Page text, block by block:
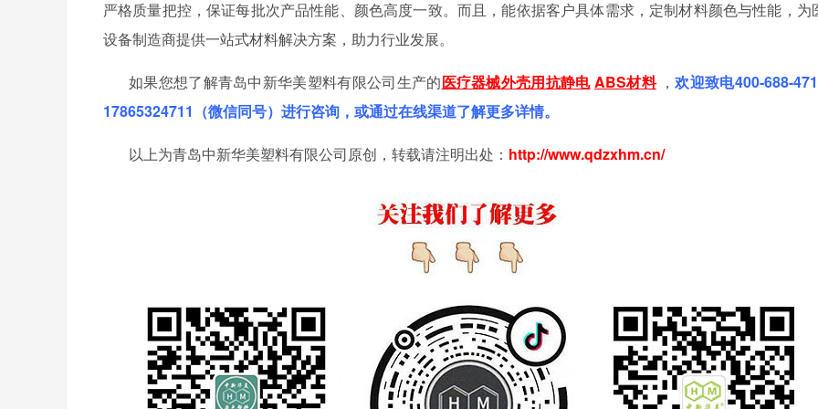
严格质量把控，保证每批次产品性能、颜色高度一致。而且，能依据客户具体需求，定制材料颜色与性能，为
设备制造商提供一站式材料解决方案，助力行业发展。
如果您想了解青岛中新华美塑料有限公司生产的医疗器械外壳用抗静电ABS材料 ，欢迎致电400-688-
17865324711（微信同号）进行咨询，或通过在线渠道了解更多详情。
以上为青岛中新华美塑料有限公司原创，转载请注明出处： http://www.qdzxhm.cn/